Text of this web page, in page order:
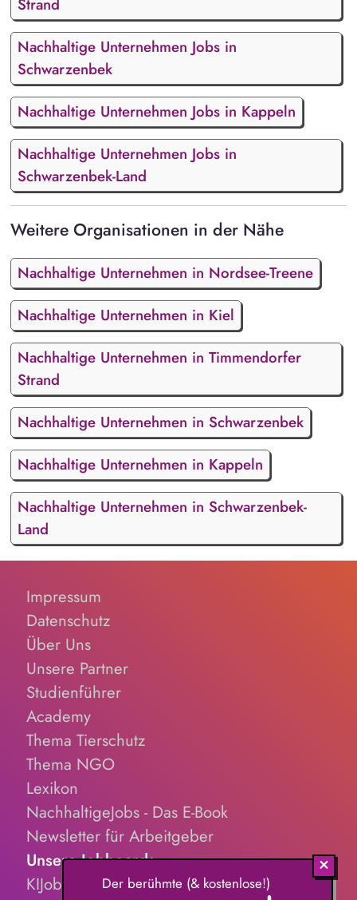
Nachhaltige Unternehmen Jobs in
Schwarzenbek
Nachhaltige Unternehmen Jobs in Kappeln
Nachhaltige Unternehmen Jobs in
Schwarzenbek-Land
Weitere Organisationen in der Nähe
Nachhaltige Unternehmen in Nordsee-Treene
Nachhaltige Unternehmen in Kiel
Nachhaltige Unternehmen in Timmendorfer
Strand
Nachhaltige Unternehmen in Schwarzenbek
Nachhaltige Unternehmen in Kappeln
Nachhaltige Unternehmen in Schwarzenbek-
Land
Impressum
Datenschutz
Über Uns
Unsere Partner
Studienführer
Academy
Thema Tierschutz
Thema NGO
Lexikon
NachhaltigeJobs - Das E-Book
Newsletter für Arbeitgeber
Unsere Jobboards
KIJobs.de
Der berühmte (& kostenlose!)